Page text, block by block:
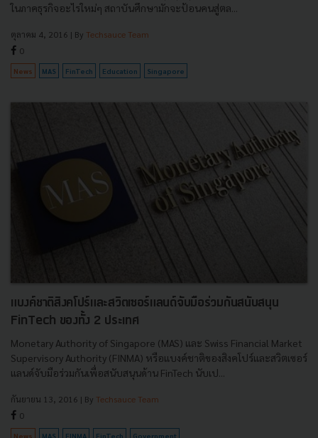
ในภาคธุรกิจอะไรใหม่ๆ สถาบันศึกษามักจะป้อนคนสู่ตล...
ตุลาคม 4, 2016 | By Techsauce Team
0
News MAS FinTech Education Singapore
แบงค์ชาติสิงคโปร์และสวิตเซอร์แลนด์จับมือร่วมกันสนับสนุน
FinTech ของทั้ง 2 ประเทศ
Monetary Authority of Singapore (MAS) และ Swiss Financial Market
Supervisory Authority (FINMA) หรือแบงค์ชาติของสิงคโปร์และสวิตเซอร์
แลนด์จับมือร่วมกันเพื่อสนับสนุนด้าน FinTech นับเป...
กันยายน 13, 2016 | By Techsauce Team
0
News MAS FINMA FinTech Government